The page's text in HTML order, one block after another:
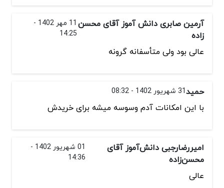
آرمین صابری دانش آموز آقای محسن
زاده
11 مهر 1402 -
14:25
عالی بود ولی متأسفانه گرونه
حمید31 شهریور 1402 - 08:32
با این امکانات آدم وسوسه میشه برای خریدش
امیررضارجبی دانش‌آموز آقای
محسن‌زاده
01 شهریور 1402 -
14:36
عالی